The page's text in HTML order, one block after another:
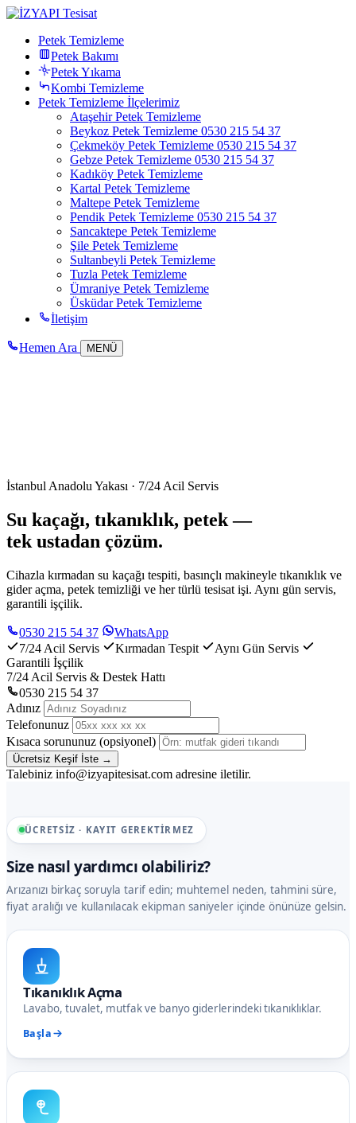
Petek Temizleme
Petek Bakımı
Petek Yıkama
Kombi Temizleme
Petek Temizleme İlçelerimiz
Ataşehir Petek Temizleme
Beykoz Petek Temizleme 0530 215 54 37
Çekmeköy Petek Temizleme 0530 215 54 37
Gebze Petek Temizleme 0530 215 54 37
Kadıköy Petek Temizleme
Kartal Petek Temizleme
Maltepe Petek Temizleme
Pendik Petek Temizleme 0530 215 54 37
Sancaktepe Petek Temizleme
Şile Petek Temizleme
Sultanbeyli Petek Temizleme
Tuzla Petek Temizleme
Ümraniye Petek Temizleme
Üsküdar Petek Temizleme
İletişim
Hemen Ara MENÜ
İstanbul Anadolu Yakası · 7/24 Acil Servis
Su kaçağı, tıkanıklık, petek —
tek ustadan çözüm.
Cihazla kırmadan su kaçağı tespiti, basınçlı makineyle tıkanıklık ve
gider açma, petek temizliği ve her türlü tesisat işi. Aynı gün servis,
garantili işçilik.
0530 215 54 37
WhatsApp
7/24 Acil Servis
Kırmadan Tespit
Aynı Gün Servis
Garantili İşçilik
7/24 Acil Servis & Destek Hattı
0530 215 54 37
Adınız
Telefonunuz
Kısaca sorununuz (opsiyonel)
Ücretsiz Keşif İste →
Talebiniz info@izyapitesisat.com adresine iletilir.
ÜCRETSIZ · KAYIT GEREKTIRMEZ
Size nasıl yardımcı olabiliriz?
Arızanızı birkaç soruyla tarif edin; muhtemel neden, tahmini süre,
fiyat aralığı ve kullanılacak ekipman saniyeler içinde önünüze gelsin.
Tıkanıklık Açma
Lavabo, tuvalet, mutfak ve banyo giderlerindeki tıkanıklıklar.
Başla